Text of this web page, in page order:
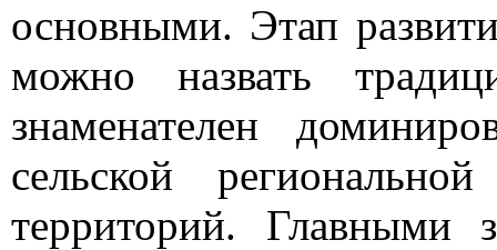
основными. Этап
можно назвать
знаменателен
сельской
территорий. Главными